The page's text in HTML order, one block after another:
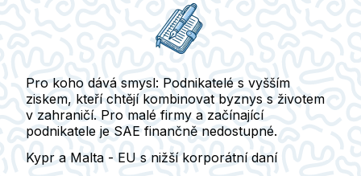
Pro koho dává smysl: Podnikatelé s vyšším
ziskem, kteří chtějí kombinovat byznys s životem
v zahraničí. Pro malé firmy a začínající
podnikatele je SAE finančně nedostupné.
Kypr a Malta - EU s nižší korporátní daní